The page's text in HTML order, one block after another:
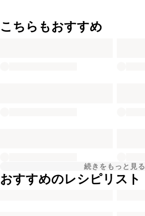
こちらもおすすめ
続きをもっと見る
おすすめのレシピリスト